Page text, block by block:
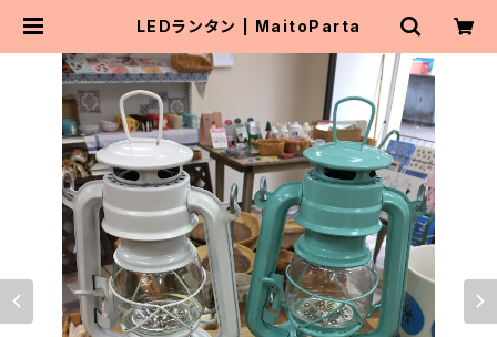
LEDランタン | MaitoParta